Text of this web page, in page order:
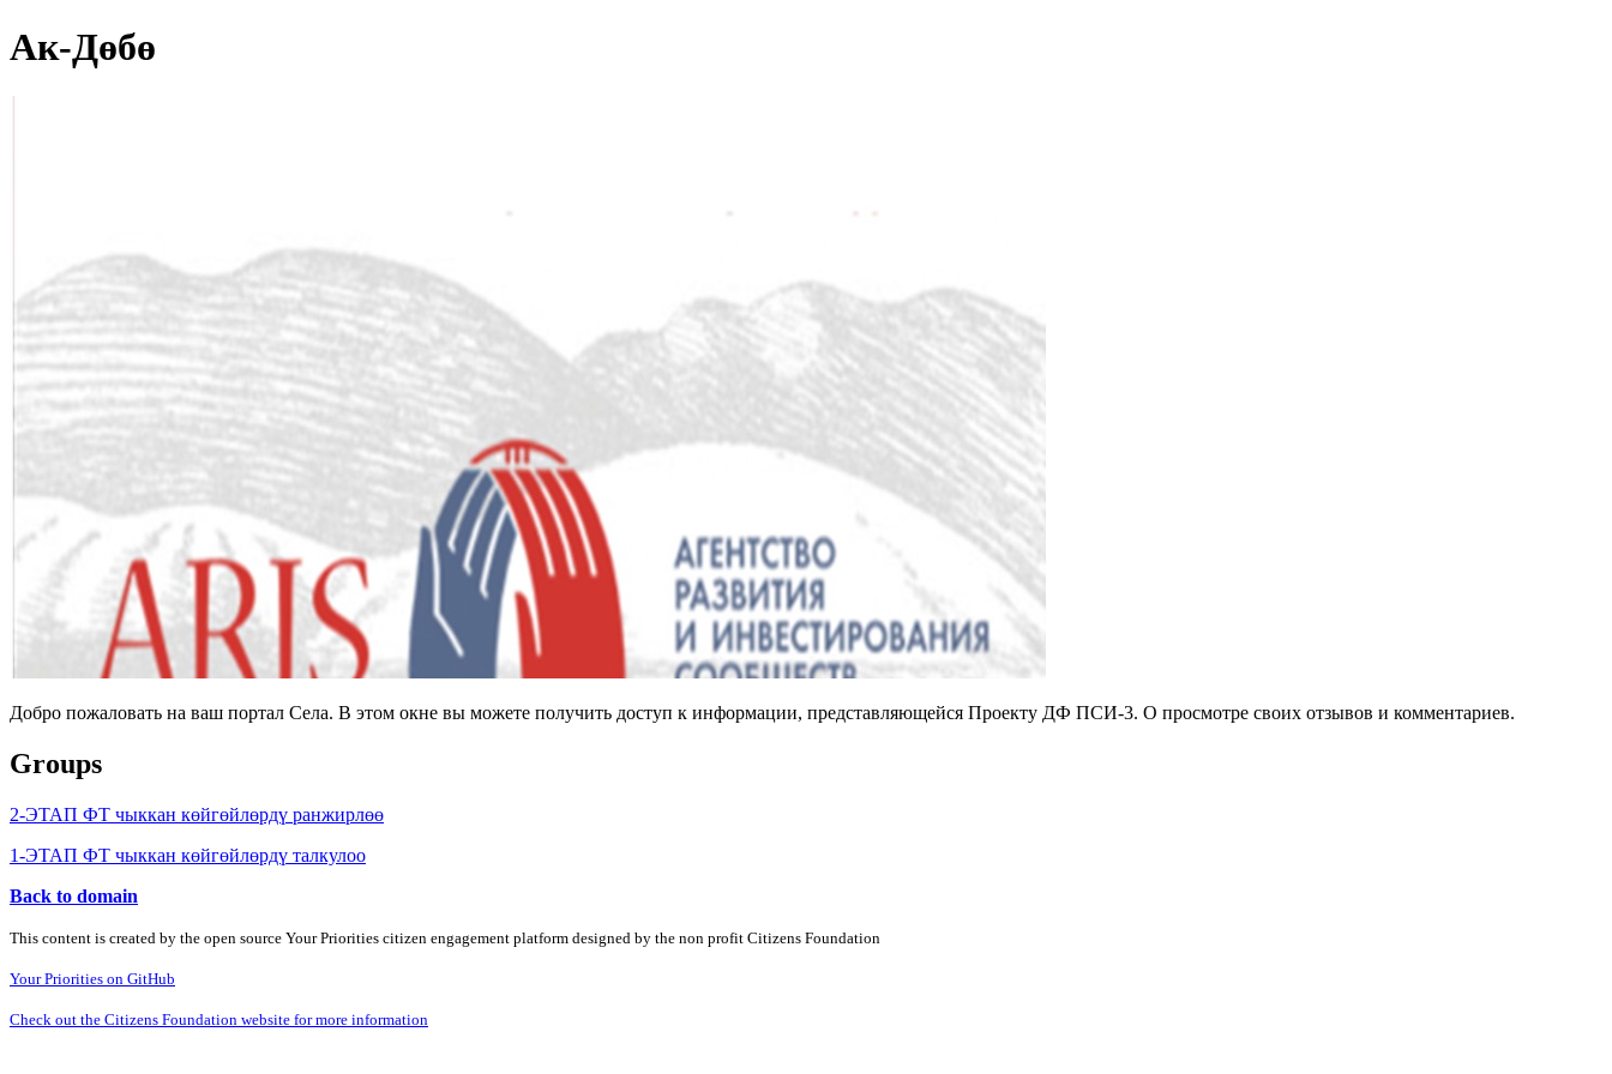
Ак-Дөбө
Добро пожаловать на ваш портал Села. В этом окне вы можете получить доступ к информации, представляющейся Проекту ДФ ПСИ-3. О просмотре своих отзывов и комментариев.
Groups
2-ЭТАП ФТ чыккан көйгөйлөрдү ранжирлөө
1-ЭТАП ФТ чыккан көйгөйлөрдү талкулоо
Back to domain
This content is created by the open source Your Priorities citizen engagement platform designed by the non profit Citizens Foundation
Your Priorities on GitHub
Check out the Citizens Foundation website for more information